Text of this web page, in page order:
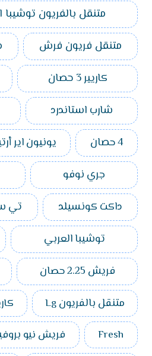
متنقل بالفريون
متنقل فريون فرش
كاريير 3 حصان
شارب استاندرد
4 حصان
يونيون اير
جري نوفو
داكت كونسيلد
تي
توشيبا العربي
فريش 2.25 حصان
متنقل بالفريون Lg
Fresh
فريش نيو